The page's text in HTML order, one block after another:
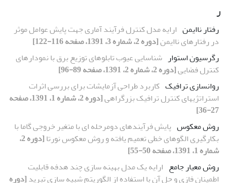
ر
رفتار ناایمن ارایه مدل کنترل فرآیند آماری جهت پایش عوامل موثر
در رفتارهای ناایمن[دوره 2، شماره 3، 1391، صفحه 116-122]
رگرسیون استوار شناسایی عیوب تابلوهای توزیع برق با نمودارهای
کنترل فضایی[دوره 2، شماره 2، 1391، صفحه 89-96]
روانسازی ترافیک کاربرد طراحی آزمایشات برای بررسی اثرات
استرات‍ژیهای کنترل ترافیک بزرگراهی
[دوره 2، شماره 1، 1391، صفحه
27-36]
روش معکوس پایش فرآیندهای دومرحله ای با متغیر خروجی گاما‏ با
بکارگیری الگوهای خطی تعمیم یافته و روش معکوس نورتا
[دوره 2،
شماره 1، 1391، صفحه 50-55]
روش معیار جامع ارایه یک مدل بهینه سازی چند هدفه قابلیت
اطمینان فازی و حل آن با استفاده از الگوریتم شبیه سازی تبرید[دوره